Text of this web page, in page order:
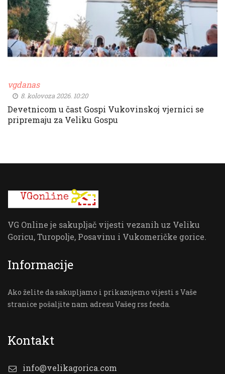
vgdanas
8. kolovoza 2026. 10:20
Devetnicom u čast Gospi Vukovinskoj vjernici se
pripremaju za Veliku Gospu
VG Online je sakupljač vijesti vezanih uz Veliku
Goricu, Turopolje, Posavinu i Vukomeričke gorice.
Informacije
Ako želite da sakupljamo i prikazujemo vijesti s Vaše
stranice pošaljite nam adresu Vašeg rss feeda.
Kontakt
info@velikagorica.com